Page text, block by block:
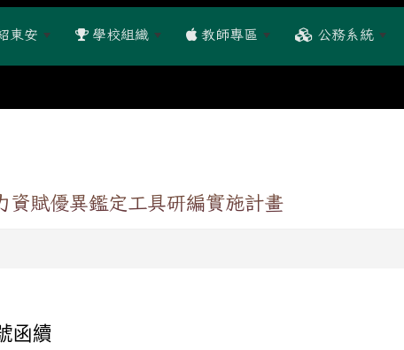
東安 學校組織 教師專區 公務系統
資賦優異鑑定工具研編實施計畫
函續